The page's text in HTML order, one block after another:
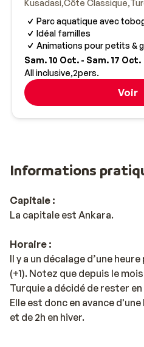
venaient se baigner dans les
se relaxer. Aujourd’hui, le
peut pas s’y baigner.
Vous n’êtes pas prêt
Kusadasi Côte Classique
Parc aquatique avec
Idéal familles
Animations pour petits &
Sam. 10 Oct. - Sam. 17 Oct.
All inclusive 2pers.
Voir
Informations
Capitale :
La capitale est Ankara.
Horaire :
Il y a un décalage d’une
(+1). Notez que depuis le
Turquie a décidé de rester
Elle est donc en avance
et de 2h en hiver.